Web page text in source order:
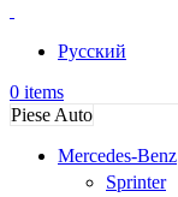
Русский
0 items
Piese Auto
Mercedes-Benz
Sprinter